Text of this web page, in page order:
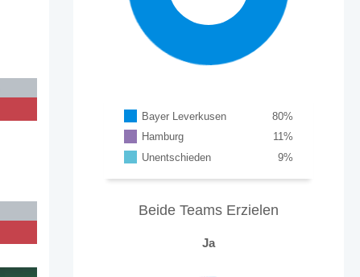
Bayer Leverkusen %
80
Hamburg
%
11
Unentschieden
%
9
Beide Teams Erzielen
Ja